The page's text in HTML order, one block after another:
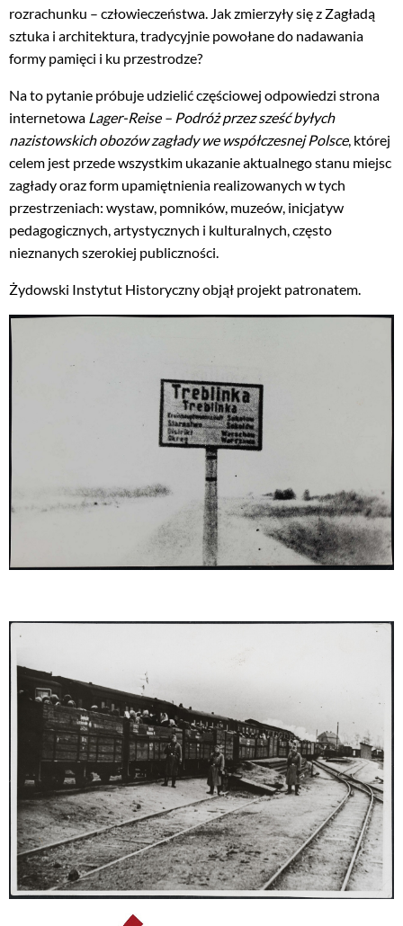
rozrachunku – człowieczeństwa. Jak zmierzyły się z Zagładą
sztuka i architektura, tradycyjnie powołane do nadawania
formy pamięci i ku przestrodze?
Na to pytanie próbuje udzielić częściowej odpowiedzi strona
internetowa Lager-Reise – Podróż przez sześć byłych
nazistowskich obozów zagłady we współczesnej Polsce, której
celem jest przede wszystkim ukazanie aktualnego stanu miejsc
zagłady oraz form upamiętnienia realizowanych w tych
przestrzeniach: wystaw, pomników, muzeów, inicjatyw
pedagogicznych, artystycznych i kulturalnych, często
nieznanych szerokiej publiczności.
Żydowski Instytut Historyczny objął projekt patronatem.